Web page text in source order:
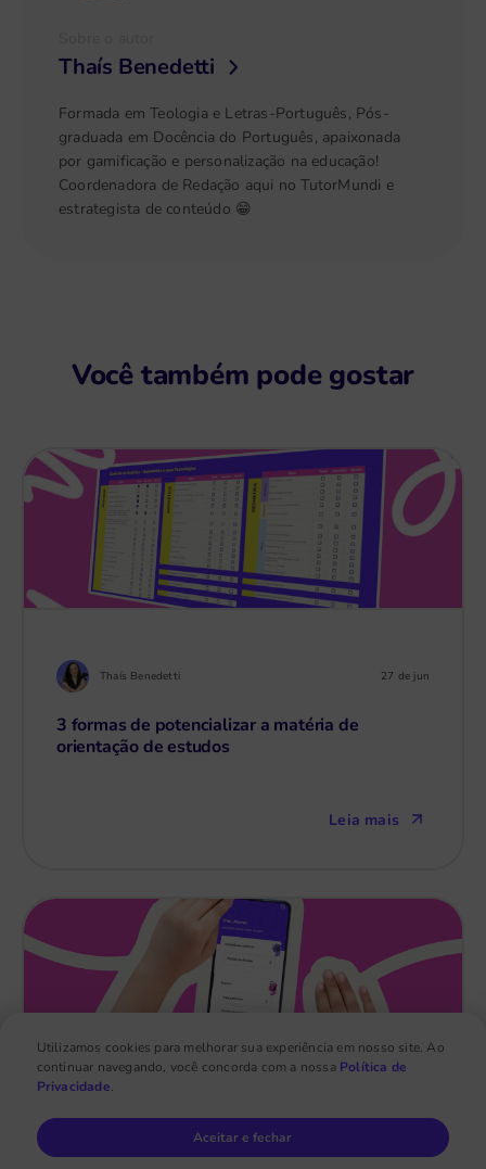
Thaís Benedetti
Formada em Teologia e Letras-Português, Pós-
graduada em Docência do Português, apaixonada
por gamificação e personalização na educação!
Coordenadora de Redação aqui no TutorMundi e
estrategista de conteúdo 😁
Você também pode gostar
Thaís Benedetti 27 de jun
3 formas de potencializar a matéria de
orientação de estudos
Leia mais
Utilizamos cookies para melhorar sua experiência em nosso site. Ao
continuar navegando, você concorda com a nossa Política de
Privacidade.
Aceitar e fechar